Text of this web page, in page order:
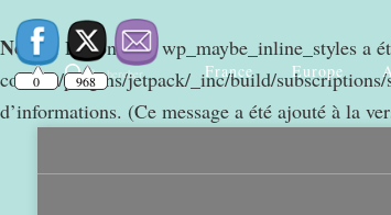
Notice : La fonction wp_maybe_inline_styles a
content/plugins/jetpack/_inc/build/
d’informations. (Ce message a été ajouté à la
Rechercher France Europe
0 968